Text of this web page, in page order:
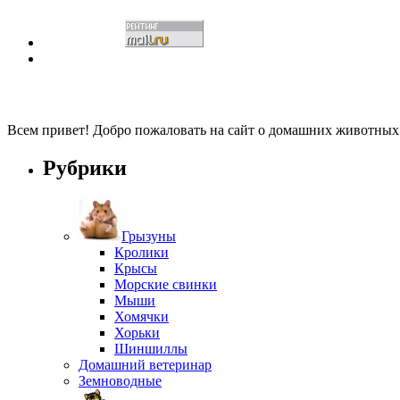
Всем привет! Добро пожаловать на сайт о домашних
Рубрики
Грызуны
Кролики
Крысы
Морские свинки
Мыши
Хомячки
Хорьки
Шиншиллы
Домашний ветеринар
Земноводные